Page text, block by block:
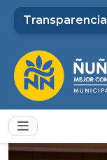
Transparencia